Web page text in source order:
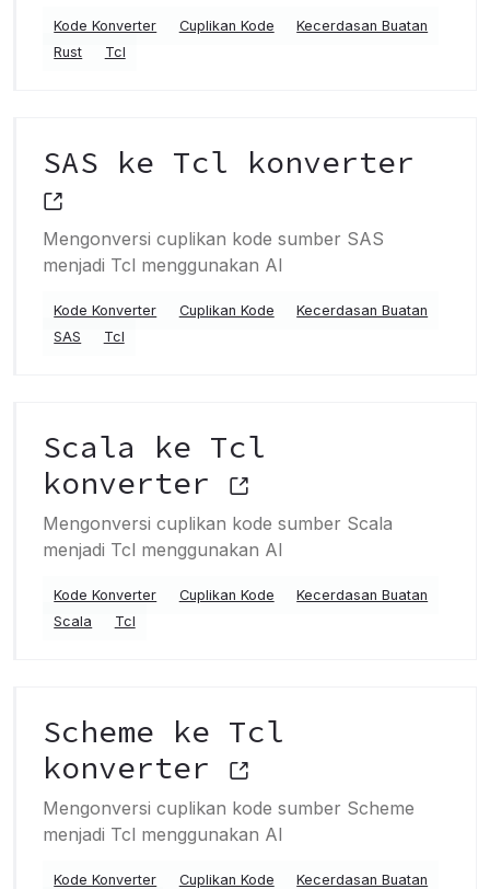
Kode Konverter Cuplikan Kode
Kecerdasan Buatan
Rust
Tcl
SAS ke Tcl konverter
Mengonversi cuplikan kode sumber SAS
menjadi Tcl menggunakan AI
Kode Konverter Cuplikan Kode
Kecerdasan Buatan
SAS
Tcl
Scala ke Tcl
konverter
Mengonversi cuplikan kode sumber Scala
menjadi Tcl menggunakan AI
Kode Konverter Cuplikan Kode
Kecerdasan Buatan
Scala
Tcl
Scheme ke Tcl
konverter
Mengonversi cuplikan kode sumber Scheme
menjadi Tcl menggunakan AI
Kode Konverter Cuplikan Kode
Kecerdasan Buatan